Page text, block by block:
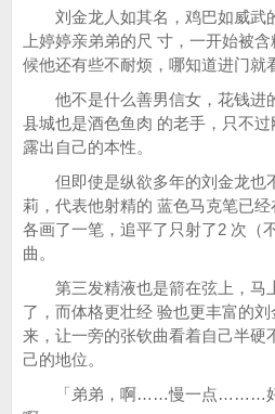
刘金龙人如其名，鸡巴如威武
上婷婷亲弟弟的尺 寸，一开始被
候他还有些不耐烦，哪知道进门就
他不是什么善男信女，花钱进
县城也是酒色鱼肉 的老手，只不
露出自己的本性。
但即使是纵欲多年的刘金龙也
莉，代表他射精的 蓝色马克笔已
各画了一笔，追平了只射了2 次（
曲。
第三发精液也是箭在弦上，马
了，而体格更壮经 验也更丰富的
来，让一旁的张钦曲看着自己半硬
己的地位。
「弟弟，啊……慢一点………